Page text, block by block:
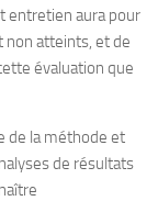
entretien aura pour
non atteints, et de
évaluation que
de la méthode et
de résultats